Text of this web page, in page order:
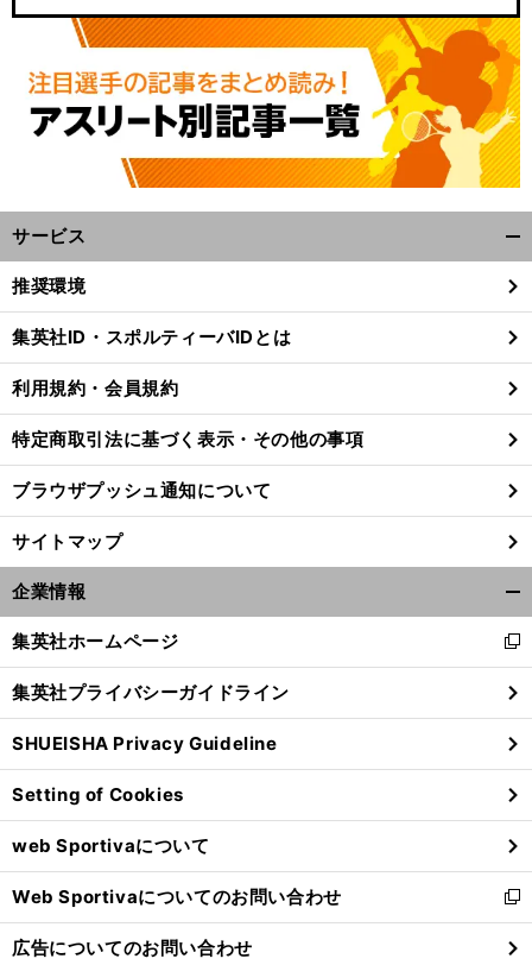
前
サービス
閉
る
推奨環境
集英社ID・スポルティーバIDとは
利用規約・会員規約
特定商取引法に基づく表示・その他の事項
ブラウザプッシュ通知について
サイトマップ
企業情報
閉
る
集英社ホームページ
新
し
い
ウ
ィ
ン
ド
ウ
で
開
く
集英社プライバシーガイドライン
SHUEISHA Privacy Guideline
Setting of Cookies
web Sportivaについて
Web Sportivaについてのお問い合わせ
新
し
い
広告についてのお問い合わせ